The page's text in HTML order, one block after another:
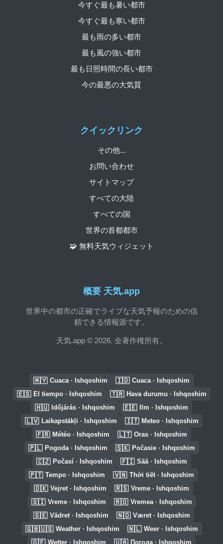
概要 天気.app
世界中の都市の正確でライブな天気予報のための信
頼できる情報源です。
天気.app © 2026. 全著作権所有。
クイックリンク
その他...
お問い合わせ
サイトマップ
すべての大陸
すべての国
世界の首都都市
🧩 無料天気ウィジェット
今すぐ最も暑い都市
今すぐ最も寒い都市
最も雨の多い都市
最も風の強い都市
最も日照時間の長い都市
今の最悪の大気質
🇲🇾 Cuaca · Ishqoshim 🇮🇩 Cuaca · Ishqoshim
🇪🇸 El tiempo · Ishqoshim 🇹🇷 Hava durumu · Ishqoshim
🇭🇺 Időjárás · Ishqoshim 🇪🇪 Ilm · Ishqoshim
🇱🇻 Laikapstākļi · Ishqoshim 🇮🇹 Meteo · Ishqoshim
🇫🇷 Météo · Ishqoshim 🇱🇹 Oras · Ishqoshim
🇵🇱 Pogoda · Ishqoshim 🇸🇰 Počasie · Ishqoshim
🇨🇿 Počasí · Ishqoshim 🇫🇮 Sää · Ishqoshim
🇵🇹 Tempo · Ishqoshim 🇻🇳 Thời tiết · Ishqoshim
🇩🇰 Vejret · Ishqoshim 🇷🇸 Vreme · Ishqoshim
🇸🇮 Vreme · Ishqoshim 🇷🇴 Vremea · Ishqoshim
🇸🇪 Vädret · Ishqoshim 🇳🇴 Været · Ishqoshim
🇬🇧🇺🇸 Weather · Ishqoshim 🇳🇱 Weer · Ishqoshim
🇩🇪 Wetter · Ishqoshim 🇺🇦 Погода · Ishqoshim